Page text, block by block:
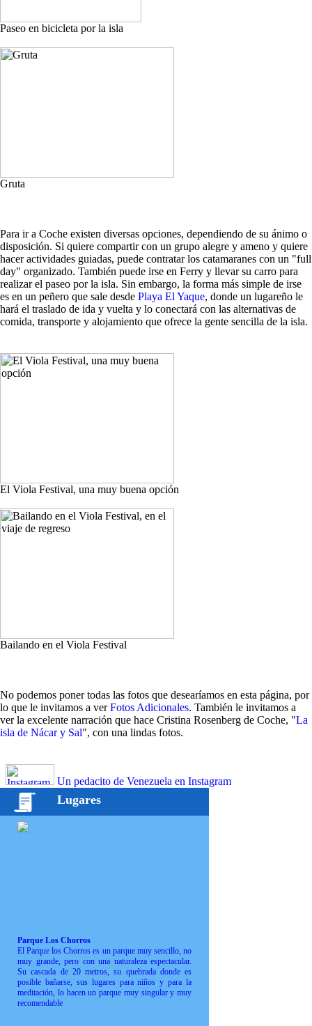
Paseo en bicicleta por la isla
Gruta
Para ir a Coche existen diversas opciones, dependiendo de su ánimo o
disposición. Si quiere compartir con un grupo alegre y ameno y quiere
hacer actividades guiadas, puede contratar los catamaranes con un "full
day" organizado. También puede irse en Ferry y llevar su carro para
realizar el paseo por la isla. Sin embargo, la forma más simple de irse
es en un peñero que sale desde Playa El Yaque, donde un lugareño le
hará el traslado de ida y vuelta y lo conectará con las alternativas de
comida, transporte y alojamiento que ofrece la gente sencilla de la isla.
El Viola Festival, una muy buena opción
Bailando en el Viola Festival
No podemos poner todas las fotos que desearíamos en esta página, por
lo que le invitamos a verFotos Adicionales. También le invitamos a
ver la excelente narración que hace Cristina Rosenberg de Coche, "La
isla de Nácar y Sal", con una lindas fotos.
Un pedacito de Venezuela en Instagram
Lugares
Parque Los Chorros
El Parque los Chorros es un parque muy sencillo, no
muy grande, pero con una naturaleza espectacular.
Su cascada de 20 metros, su quebrada donde es
posible bañarse, sus lugares para niños y para la
meditación, lo hacen un parque muy singular y muy
recomendable